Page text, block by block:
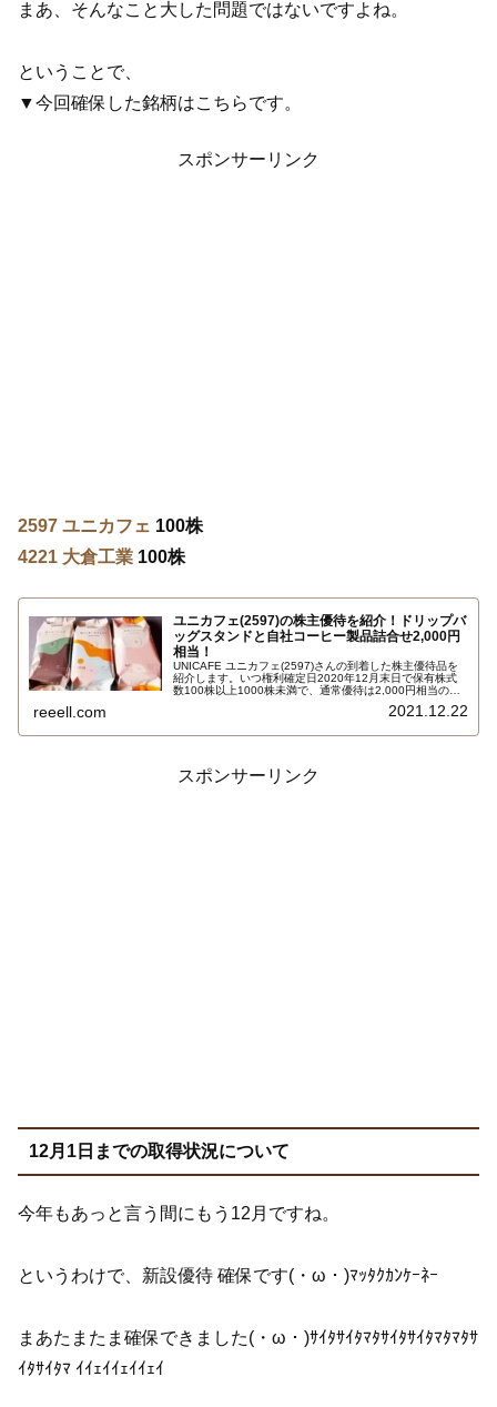
まあ、そんなこと大した問題ではないですよね。
ということで、
▼今回確保した銘柄はこちらです。
スポンサーリンク
2597 ユニカフェ 100株
4221 大倉工業 100株
ユニカフェ(2597)の株主優待を紹介！ドリップバ
ッグスタンドと自社コーヒー製品詰合せ2,000円
相当！
UNICAFE ユニカフェ(2597)さんの到着した株主優待品を
紹介します。いつ権利確定日2020年12月末日で保有株式
数100株以上1000株未満で、通常優待は2,000円相当のと
reeell.com 2021.12.22
スポンサーリンク
12月1日までの取得状況について
今年もあっと言う間にもう12月ですね。
というわけで、新設優待 確保です(・ω・)ﾏｯﾀｸｶﾝｹｰﾈｰ
まあたまたま確保できました(・ω・)ｻｲﾀｻｲﾀﾏﾀｻｲﾀｻｲﾀﾏﾀﾏﾀｻ
ｲﾀｻｲﾀﾏ ｲｲｪｲｲｪｲｲｪｲ